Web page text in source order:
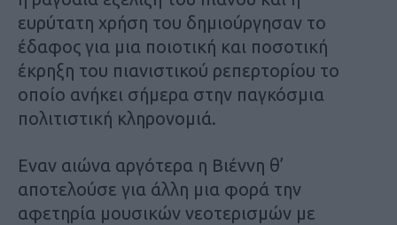
ευρύτατη χρήση του δημιούργησαν το
έδαφος για μια ποιοτική και ποσοτική
έκρηξη του πιανιστικού ρεπερτορίου το
οποίο ανήκει σήμερα στην παγκόσμια
πολιτιστική κληρονομιά.
Εναν αιώνα αργότερα η Βιέννη θ’
αποτελούσε για άλλη μια φορά την
αφετηρία μουσικών νεοτερισμών με